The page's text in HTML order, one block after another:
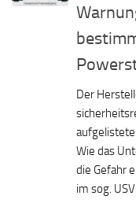
Der
Wie das
die Gefahr
im sog.